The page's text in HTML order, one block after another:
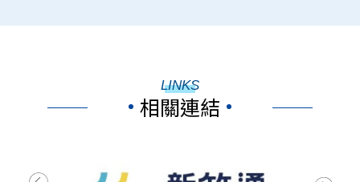
LINKS
相關連結